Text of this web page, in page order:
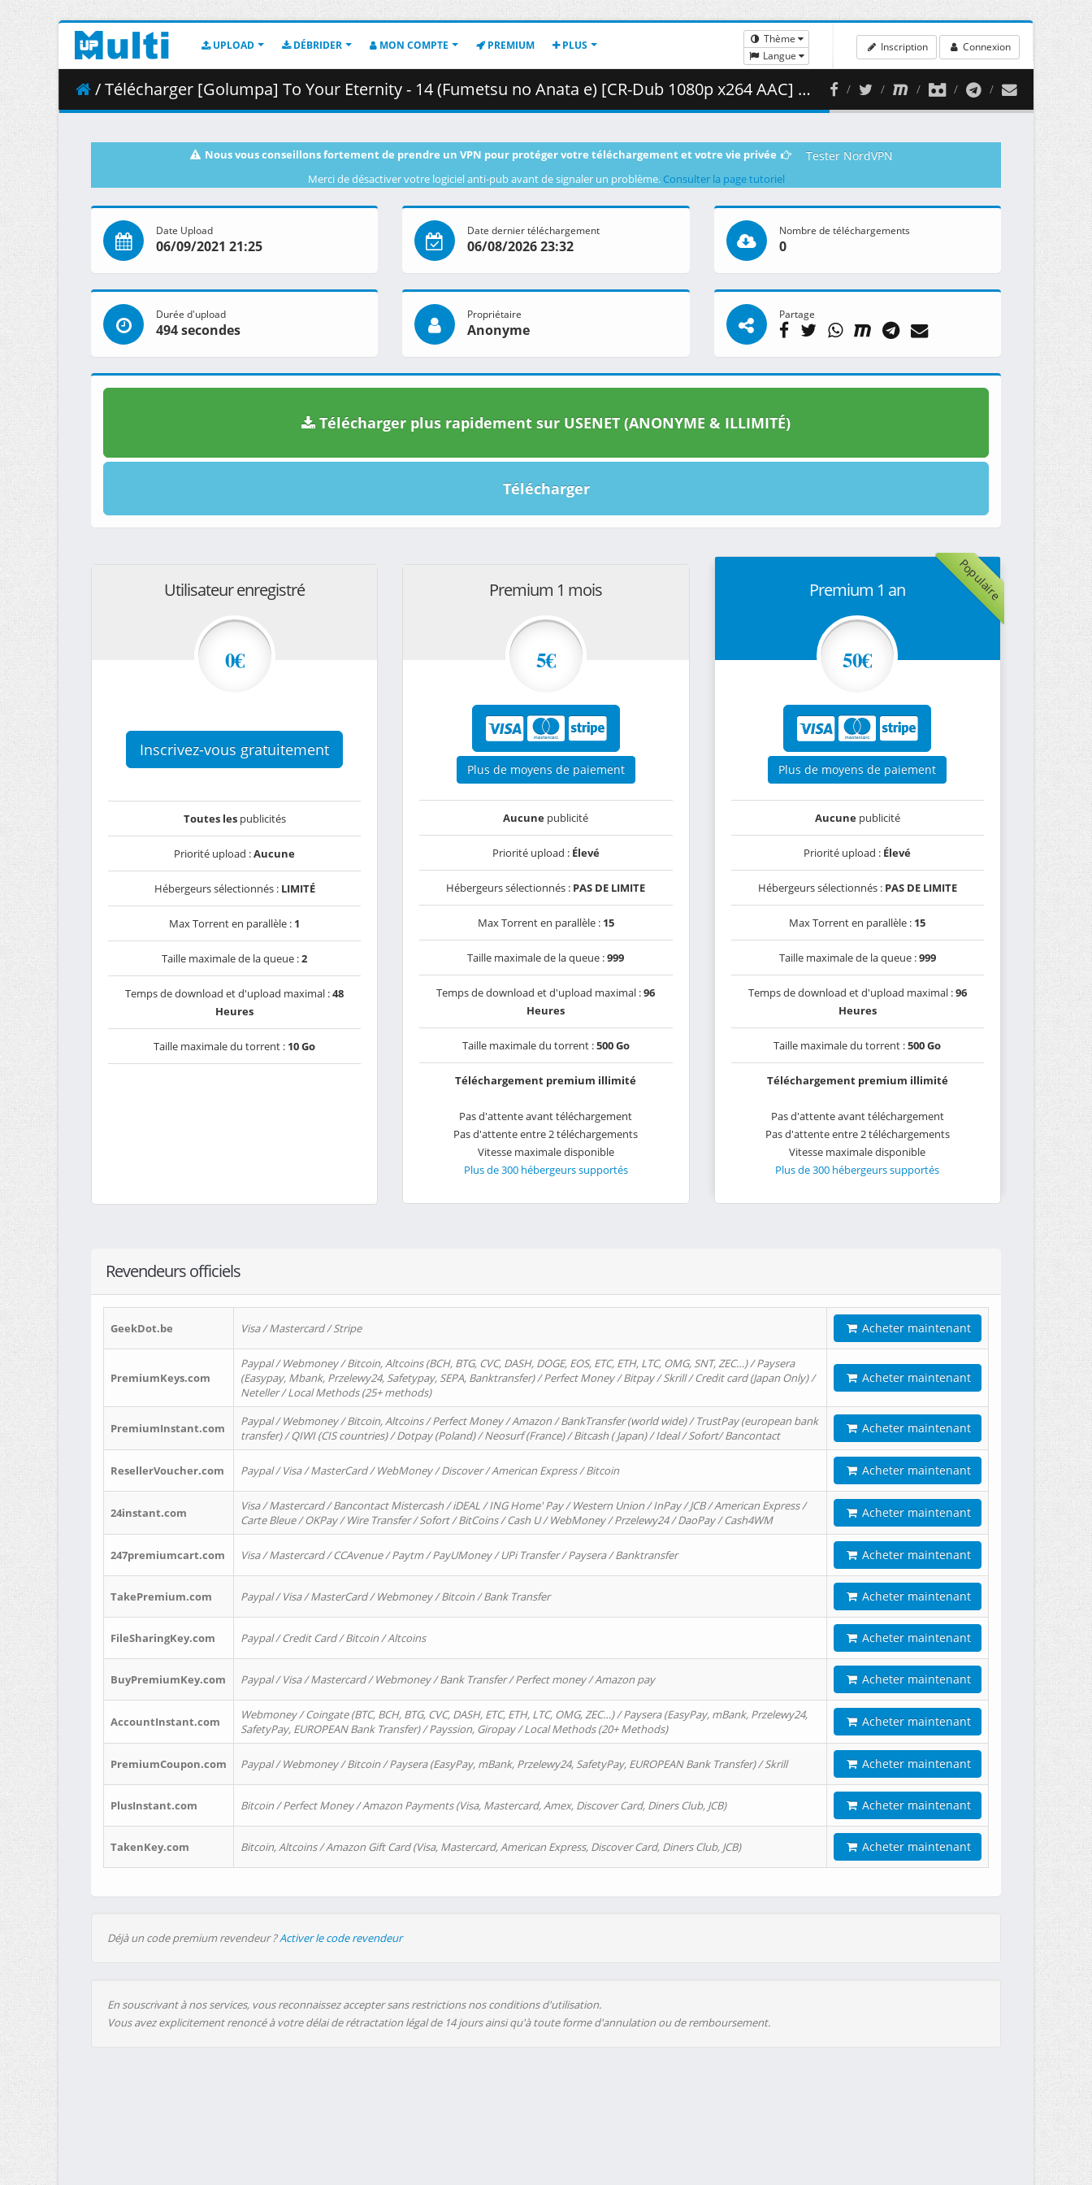
UPLOAD DÉBRIDER MON COMPTE PREMIUM PLUS
Thème
Langue
Inscription Connexion
/ Télécharger [Golumpa] To Your Eternity - 14 (Fumetsu no Anata e) [CR-Dub 1080p x264 AAC] [08805751].mkv.001 ( 483.04 MB )
Nous vous conseillons fortement de prendre un VPN pour protéger votre téléchargement et votre vie privée Tester NordVPN
Merci de désactiver votre logiciel anti-pub avant de signaler un problème. Consulter la page tutoriel
Date Upload
06/09/2021 21:25
Date dernier téléchargement
06/08/2026 23:32
Nombre de téléchargements
0
Durée d'upload
494 secondes
Propriétaire
Anonyme
Partage
Télécharger plus rapidement sur USENET (ANONYME & ILLIMITÉ)
Télécharger
Utilisateur enregistré
0€
Inscrivez-vous gratuitement
Toutes lespublicités
Priorité upload :Aucune
Hébergeurs sélectionnés : LIMITÉ
Max Torrent en parallèle : 1
Taille maximale de la queue :2
Temps de download et d'upload maximal :48
Heures
Taille maximale du torrent : 10 Go
Premium 1 mois
5€
Plus de moyens de paiement
Aucune publicité
Priorité upload : Élevé
Hébergeurs sélectionnés : PAS DE LIMITE
Max Torrent en parallèle : 15
Taille maximale de la queue :999
Temps de download et d'upload maximal :96
Heures
Taille maximale du torrent :500 Go
Téléchargement premium illimité
Pas d'attente avant téléchargement
Pas d'attente entre 2 téléchargements
Vitesse maximale disponible
Plus de 300 hébergeurs supportés
Populaire
Premium 1 an
50€
Plus de moyens de paiement
Aucunepublicité
Priorité upload : Élevé
Hébergeurs sélectionnés : PAS DE LIMITE
Max Torrent en parallèle : 15
Taille maximale de la queue :999
Temps de download et d'upload maximal :96
Heures
Taille maximale du torrent :500 Go
Téléchargement premium illimité
Pas d'attente avant téléchargement
Pas d'attente entre 2 téléchargements
Vitesse maximale disponible
Plus de 300 hébergeurs supportés
Revendeurs officiels
GeekDot.be Visa / Mastercard / Stripe Acheter maintenant
PremiumKeys.com
Paypal / Webmoney / Bitcoin, Altcoins (BCH, BTG, CVC, DASH, DOGE, EOS, ETC, ETH, LTC, OMG, SNT, ZEC…) / Paysera
(Easypay, Mbank, Przelewy24, Safetypay, SEPA, Banktransfer) / Perfect Money / Bitpay / Skrill / Credit card (Japan Only) /
Neteller / Local Methods (25+ methods)
Acheter maintenant
PremiumInstant.com
Paypal / Webmoney / Bitcoin, Altcoins / Perfect Money / Amazon / BankTransfer (world wide) / TrustPay (european bank
transfer) / QIWI (CIS countries) / Dotpay (Poland) / Neosurf (France) / Bitcash ( Japan) / Ideal / Sofort/ Bancontact
Acheter maintenant
ResellerVoucher.com Paypal / Visa / MasterCard / WebMoney / Discover / American Express / Bitcoin Acheter maintenant
24instant.com
Visa / Mastercard / Bancontact Mistercash / iDEAL / ING Home' Pay / Western Union / InPay / JCB / American Express /
Carte Bleue / OKPay / Wire Transfer / Sofort / BitCoins / Cash U / WebMoney / Przelewy24 / DaoPay / Cash4WM
Acheter maintenant
247premiumcart.com Visa / Mastercard / CCAvenue / Paytm / PayUMoney / UPi Transfer / Paysera / Banktransfer Acheter maintenant
TakePremium.com Paypal / Visa / MasterCard / Webmoney / Bitcoin / Bank Transfer Acheter maintenant
FileSharingKey.com Paypal / Credit Card / Bitcoin / Altcoins Acheter maintenant
BuyPremiumKey.com Paypal / Visa / Mastercard / Webmoney / Bank Transfer / Perfect money / Amazon pay Acheter maintenant
AccountInstant.com
Webmoney / Coingate (BTC, BCH, BTG, CVC, DASH, ETC, ETH, LTC, OMG, ZEC…) / Paysera (EasyPay, mBank, Przelewy24,
SafetyPay, EUROPEAN Bank Transfer) / Payssion, Giropay / Local Methods (20+ Methods)
Acheter maintenant
PremiumCoupon.com Paypal / Webmoney / Bitcoin / Paysera (EasyPay, mBank, Przelewy24, SafetyPay, EUROPEAN Bank Transfer) / Skrill Acheter maintenant
PlusInstant.com Bitcoin / Perfect Money / Amazon Payments (Visa, Mastercard, Amex, Discover Card, Diners Club, JCB) Acheter maintenant
TakenKey.com Bitcoin, Altcoins / Amazon Gift Card (Visa, Mastercard, American Express, Discover Card, Diners Club, JCB) Acheter maintenant
Déjà un code premium revendeur ?Activer le code revendeur
En souscrivant à nos services, vous reconnaissez accepter sans restrictions nos conditions d'utilisation.
Vous avez explicitement renoncé à votre délai de rétractation légal de 14 jours ainsi qu'à toute forme d'annulation ou de remboursement.